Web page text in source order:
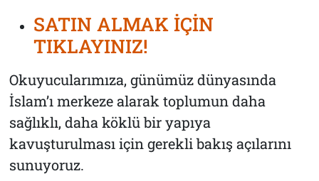
SATIN ALMAK İÇİN
TIKLAYINIZ!
Okuyucularımıza, günümüz dünyasında
İslam’ı merkeze alarak toplumun daha
sağlıklı, daha köklü bir yapıya
kavuşturulması için gerekli bakış açılarını
sunuyoruz.